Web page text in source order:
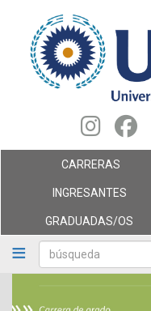
contenido
principal
búsqueda
CARRERAS
INGRESANTES
GRADUADAS/OS